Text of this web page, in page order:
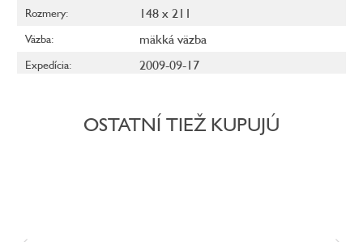
Rozmery: 148 x 211
Väzba: mäkká väzba
Expedícia: 2009-09-17
OSTATNÍ TIEŽ KUPUJÚ